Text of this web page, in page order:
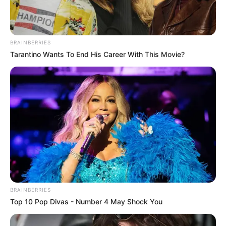
A támadásban egy nagy olajtároló megsérült és
sokáig égett. A magyar kormány jóval később,
február végén kezdett el tiltakozni, azt állítva, hogy
BRAINBERRIES
Tarantino Wants To End His Career With This Movie?
BRAINBERRIES
Top 10 Pop Divas - Number 4 May Shock You